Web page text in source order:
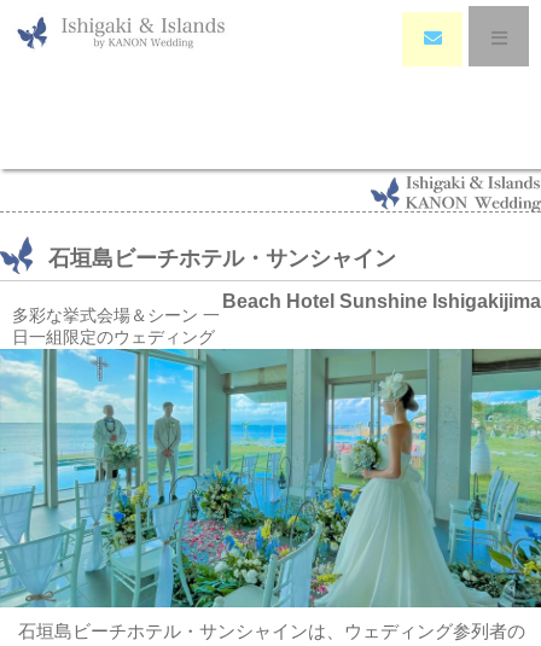
石垣島ビーチホテル・サンシャイン
Beach Hotel Sunshine Ishigakijima
多彩な挙式会場＆シーン 一
日一組限定のウェディング
石垣島ビーチホテル・サンシャインは、ウェディング参列者の